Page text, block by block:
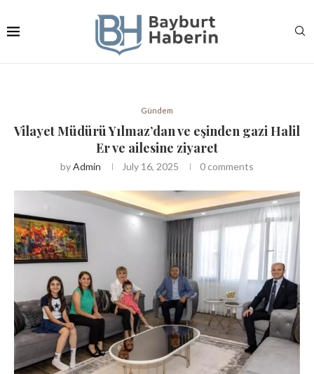
Gündem
Vilayet Müdürü Yılmaz’dan ve eşinden gazi Halil
Er ve ailesine ziyaret
byAdmin July 16, 2025 0 comments